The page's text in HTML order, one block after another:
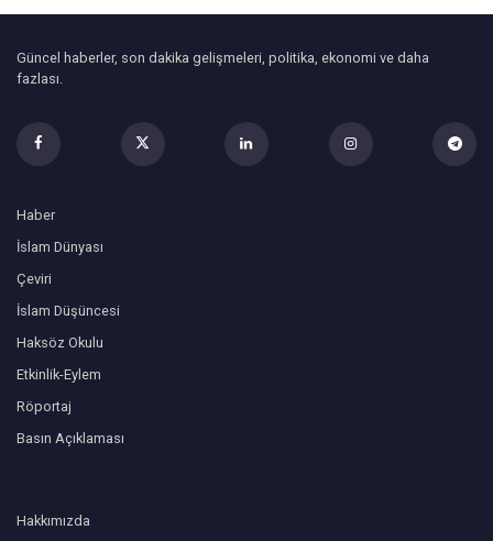
Güncel haberler, son dakika gelişmeleri, politika, ekonomi ve daha
fazlası.
Haber
İslam Dünyası
Çeviri
İslam Düşüncesi
Haksöz Okulu
Etkinlik-Eylem
Röportaj
Basın Açıklaması
Hakkımızda